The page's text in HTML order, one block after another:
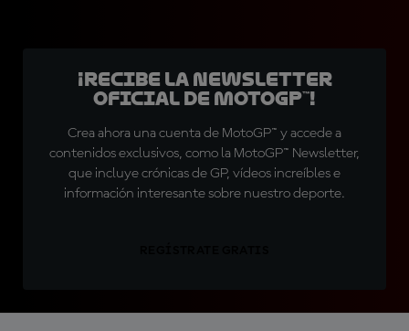
¡Recibe la Newsletter
oficial de MotoGP™!
Crea ahora una cuenta de MotoGP™ y accede a
contenidos exclusivos, como la MotoGP™ Newsletter,
que incluye crónicas de GP, vídeos increíbles e
información interesante sobre nuestro deporte.